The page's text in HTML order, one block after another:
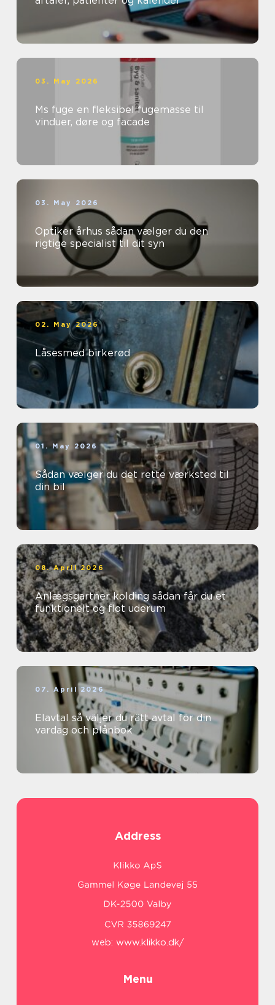
03. May 2026
Ms fuge en fleksibel fugemasse til
vinduer, døre og facade
03. May 2026
Optiker århus sådan vælger du den
rigtige specialist til dit syn
02. May 2026
Låsesmed birkerød
01. May 2026
Sådan vælger du det rette værksted til
din bil
08. April 2026
Anlægsgartner kolding sådan får du et
funktionelt og flot uderum
07. April 2026
Elavtal så väljer du rätt avtal för din
vardag och plånbok
Address
web: www.klikko.dk/
Menu